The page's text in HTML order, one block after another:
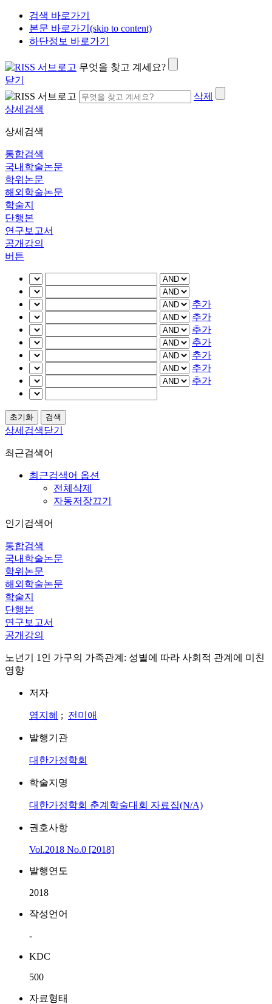
검색 바로가기
본문 바로가기(skip to content)
하단정보 바로가기
무엇을 찾고 계세요?
닫기
삭제
상세검색
상세검색
통합검색
국내학술논문
학위논문
해외학술논문
학술지
단행본
연구보고서
공개강의
버튼
추가
추가
추가
추가
추가
추가
추가
상세검색닫기
최근검색어
최근검색어 옵션
전체삭제
자동저장끄기
인기검색어
통합검색
국내학술논문
학위논문
해외학술논문
학술지
단행본
연구보고서
공개강의
노년기 1인 가구의 가족관계: 성별에 따라 사회적 관계에 미친
영향
저자
염지혜 ; 전미애
발행기관
대한가정학회
학술지명
대한가정학회 춘계학술대회 자료집(N/A)
권호사항
Vol.2018 No.0 [2018]
발행연도
2018
작성언어
-
KDC
500
자료형태